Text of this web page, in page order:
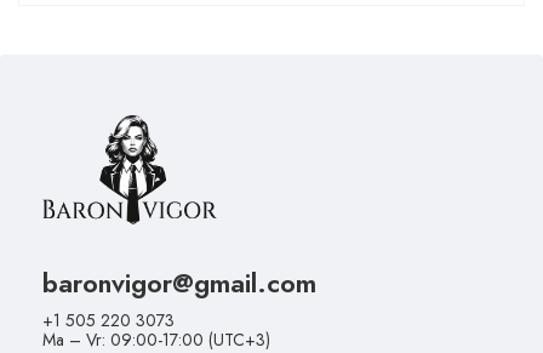
baronvigor@gmail.com
+1 505 220 3073
Ma – Vr: 09:00-17:00 (UTC+3)